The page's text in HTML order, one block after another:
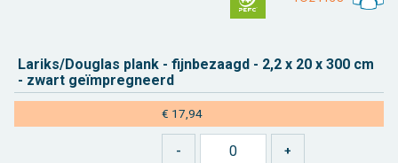
La­riks/Dou­g­las plank - fijn­be­zaagd - 2,2 x 20 x 300 cm
- zwart geïmpreg­neerd
€ 17,94